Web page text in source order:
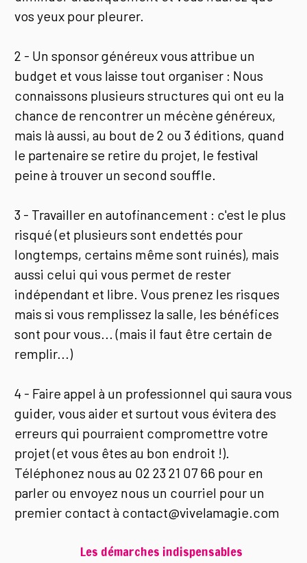
vos yeux pour pleurer.
2 - Un sponsor généreux vous attribue un
budget et vous laisse tout organiser : Nous
connaissons plusieurs structures qui ont eu la
chance de rencontrer un mécène généreux,
mais là aussi, au bout de 2 ou 3 éditions, quand
le partenaire se retire du projet, le festival
peine à trouver un second souffle.
3 - Travailler en autofinancement : c'est le plus
risqué (et plusieurs sont endettés pour
longtemps, certains même sont ruinés), mais
aussi celui qui vous permet de rester
indépendant et libre. Vous prenez les risques
mais si vous remplissez la salle, les bénéfices
sont pour vous... (mais il faut être certain de
remplir...)
4 - Faire appel à un professionnel qui saura vous
guider, vous aider et surtout vous évitera des
erreurs qui pourraient compromettre votre
projet (et vous êtes au bon endroit !).
Téléphonez nous au 02 23 21 07 66 pour en
parler ou envoyez nous un courriel pour un
premier contact à contact@vivelamagie.com
Les démarches indispensables